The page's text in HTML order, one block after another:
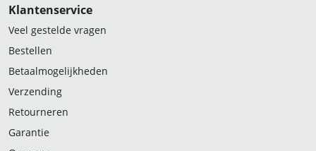
Klantenservice
Veel gestelde vragen
Bestellen
Betaalmogelijkheden
Verzending
Retourneren
Garantie